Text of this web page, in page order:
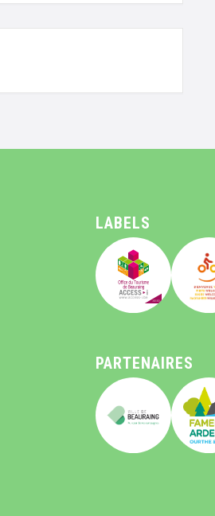
LABELS
PARTENAIRES